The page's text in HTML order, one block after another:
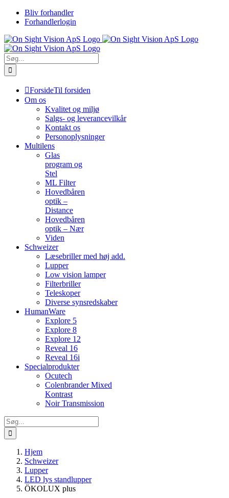
Skip
Bliv forhandler
Forhandlerlogin
Søg
efter:
ForsideTil forsiden
Om os
Kvalitet og miljø
Salgs- og leverancevilkår
Kontakt os
Personoplysninger
Multilens
Glas
program og
Stel
ML Filter
Hovedbåren
optik –
Distance
Hovedbåren
optik – Nær
Viden
Schweizer
Læsebriller med høj add.
Lupper
Low vision lamper
Filterbriller
Teleskoper
Diverse synsredskaber
HumanWare
Explore 5
Explore 8
Explore 12
Reveal 16
Reveal 16i
Specialprodukter
Ocutech
Colenbrander Mixed
Kontrast
Noir Transmission
Søg
efter:
Hjem
Schweizer
Lupper
LED lys standlupper
ÖKOLUX plus